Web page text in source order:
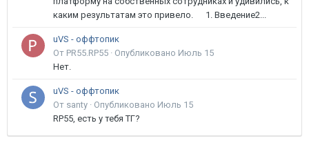
каким результатам это привело. 1. Введение2...
uVS - оффтопик
От PR55.RP55 · Опубликовано Июль 15
Нет.
uVS - оффтопик
От santy · Опубликовано Июль 15
RP55, есть у тебя ТГ?